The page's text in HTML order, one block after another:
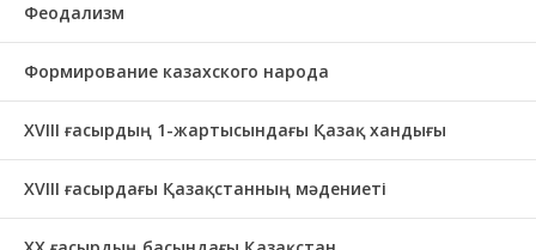
Феодализм
Формирование казахского народа
ХVIII ғасырдың 1-жартысындағы Қазақ хандығы
ХVІІІ ғасырдағы Қазақстанның мәдениеті